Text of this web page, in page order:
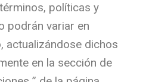
políticas y
podrán variar en
actualizándose dichos
en la sección de